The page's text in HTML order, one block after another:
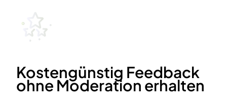
Kostengünstig Feedback
ohne Moderation erhalten